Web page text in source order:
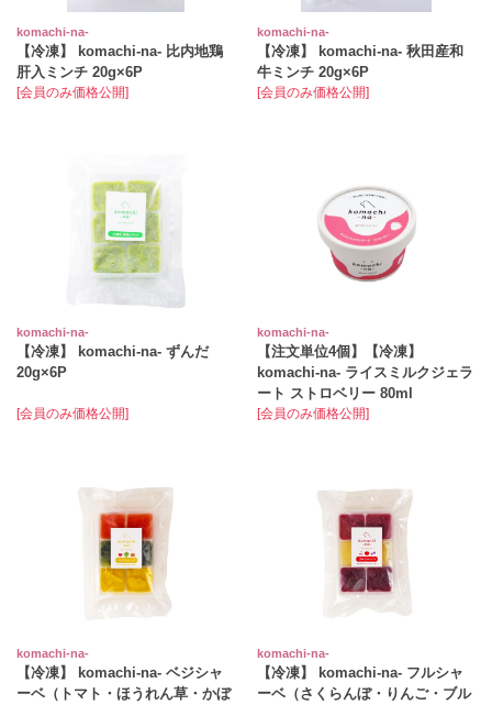
komachi‐na‐
【冷凍】 komachi‐na‐ 比内地鶏
肝入ミンチ 20g×6P
[会員のみ価格公開]
komachi‐na‐
【冷凍】 komachi‐na‐ 秋田産和
牛ミンチ 20g×6P
[会員のみ価格公開]
komachi‐na‐
【冷凍】 komachi-na- ずんだ
20g×6P
[会員のみ価格公開]
komachi‐na‐
【注文単位4個】【冷凍】
komachi‐na‐ ライスミルクジェラ
ート ストロベリー 80ml
[会員のみ価格公開]
komachi‐na‐
【冷凍】 komachi‐na‐ ベジシャ
ーベ（トマト・ほうれん草・かぼ
komachi‐na‐
【冷凍】 komachi‐na‐ フルシャ
ーベ（さくらんぼ・りんご・ブル